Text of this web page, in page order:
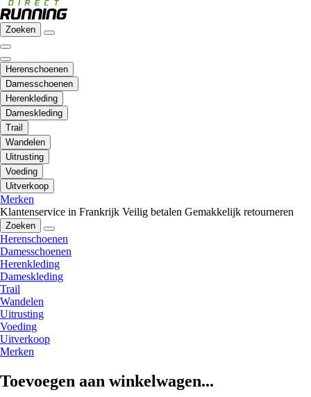
Zoeken
Herenschoenen
Damesschoenen
Herenkleding
Dameskleding
Trail
Wandelen
Uitrusting
Voeding
Uitverkoop
Merken
Klantenservice in Frankrijk Veilig betalen Gemakkelijk retourneren
Zoeken
Herenschoenen
Damesschoenen
Herenkleding
Dameskleding
Trail
Wandelen
Uitrusting
Voeding
Uitverkoop
Merken
Toevoegen aan winkelwagen...